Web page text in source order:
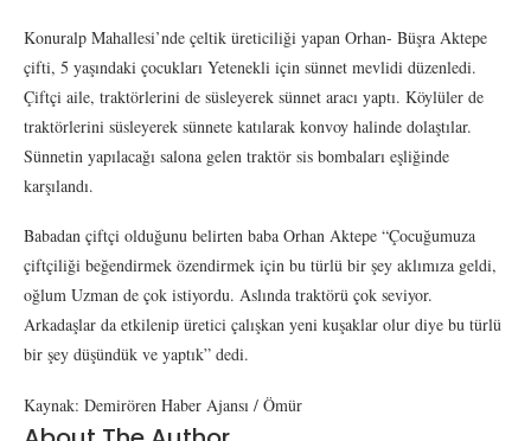
Konuralp Mahallesi’nde çeltik üreticiliği yapan Orhan- Büşra Aktepe
çifti, 5 yaşındaki çocukları Yetenekli için sünnet mevlidi düzenledi.
Çiftçi aile, traktörlerini de süsleyerek sünnet aracı yaptı. Köylüler de
traktörlerini süsleyerek sünnete katılarak konvoy halinde dolaştılar.
Sünnetin yapılacağı salona gelen traktör sis bombaları eşliğinde
karşılandı.
Babadan çiftçi olduğunu belirten baba Orhan Aktepe “Çocuğumuza
çiftçiliği beğendirmek özendirmek için bu türlü bir şey aklımıza geldi,
oğlum Uzman de çok istiyordu. Aslında traktörü çok seviyor.
Arkadaşlar da etkilenip üretici çalışkan yeni kuşaklar olur diye bu türlü
bir şey düşündük ve yaptık” dedi.
Kaynak: Demirören Haber Ajansı / Ömür